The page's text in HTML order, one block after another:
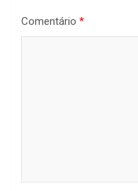
Comentário *